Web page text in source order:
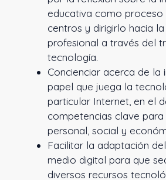
educativa como
centros y dirigirlo hacia
profesional a través del
tecnología.
Concienciar acerca de la
papel que juega la
particular Internet, en el
competencias clave
personal, social y
Facilitar la adaptación
medio digital para que
diversos recursos